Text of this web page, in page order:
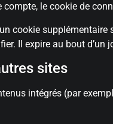
le cookie de
cookie
Il expire au bout d’un
sites
intégrés (par